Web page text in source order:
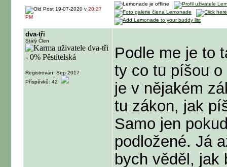
19-07-2020 v 20:27
PM
dva-tři
Stálý Člen
Registrován: Sep 2017
Příspěvků: 42
Podle me je to
ty co tu píšou
je v nějakém
tu zákon, jak
Samo jen
podložené. Já
bych věděl, jak